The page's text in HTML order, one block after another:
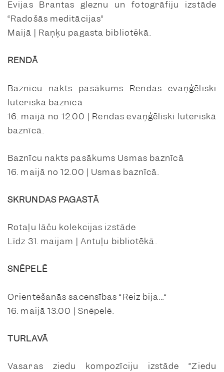
Evijas Brantas gleznu un fotogrāfiju izstāde
“Radošās meditācijas”
Maijā | Raņķu pagasta bibliotēkā.
RENDĀ
Baznīcu nakts pasākums Rendas evaņģēliski
luteriskā baznīcā
16. maijā no 12.00 | Rendas evaņģēliski luteriskā
baznīcā.
Baznīcu nakts pasākums Usmas baznīcā
16. maijā no 12.00 | Usmas baznīcā.
SKRUNDAS PAGASTĀ
Rotaļu lāču kolekcijas izstāde
Līdz 31. maijam | Antuļu bibliotēkā.
SNĒPELĒ
Orientēšanās sacensības “Reiz bija…”
16. maijā 13.00 | Snēpelē.
TURLAVĀ
Vasaras ziedu kompozīciju izstāde “Ziedu